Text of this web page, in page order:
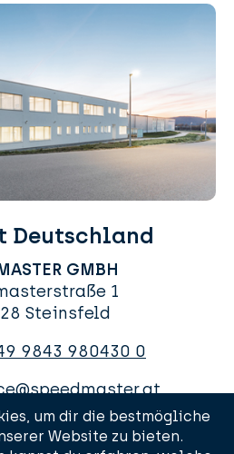
Deutschland
GMBH
1
Steinsfeld
9843 980430 0
um dir die bestmögliche
Website zu bieten.